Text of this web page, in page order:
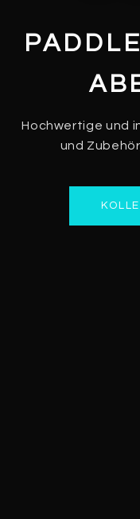
Hochwertige und
und